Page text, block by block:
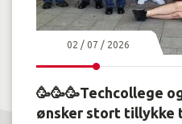
02 / 07 / 2026
🥳🥳🥳Techcollege
ønsker stort tillykke